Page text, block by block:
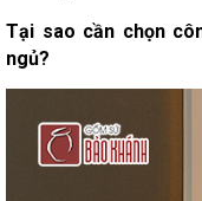
Tại sao cần chọn
ngủ?